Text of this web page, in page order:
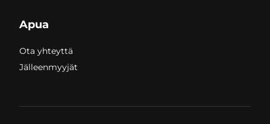
Apua
Ota yhteyttä
Jälleenmyyjät